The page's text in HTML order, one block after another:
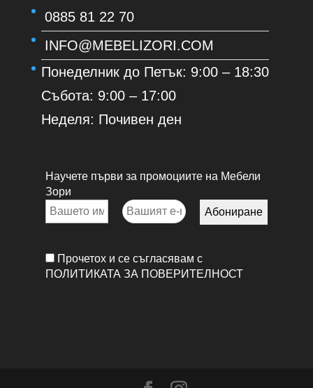
0885 81 22 70
INFO@MEBELIZORI.COM
Понеделник до Петък: 9:00 – 18:30
Събота: 9:00 – 17:00
Неделя: Почивен ден
Научете първи за промоциите на Мебели
Зори
Прочетох и се съгласявам с
ПОЛИТИКАТА ЗА ПОВЕРИТЕЛНОСТ